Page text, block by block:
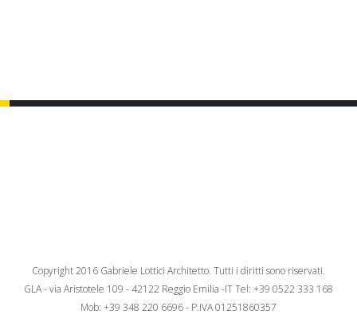
Copyright 2016 Gabriele Lottici Architetto. Tutti i diritti sono riservati.
GLA - via Aristotele 109 - 42122 Reggio Emilia -IT Tel: +39 0522 333 168
Mob: +39 348 220 6696 - P.IVA 01251860357